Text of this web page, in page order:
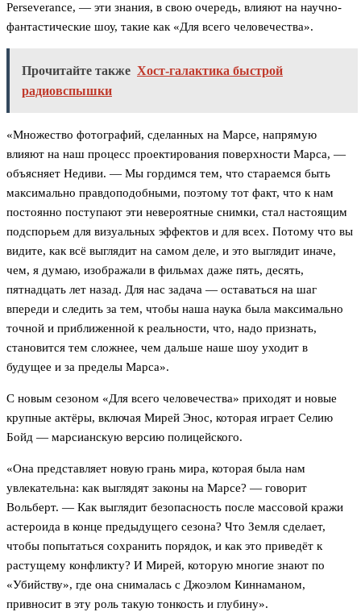
Perseverance, — эти знания, в свою очередь, влияют на научно-
фантастические шоу, такие как «Для всего человечества».
Прочитайте также Хост-галактика быстрой
радиовспышки
«Множество фотографий, сделанных на Марсе, напрямую
влияют на наш процесс проектирования поверхности Марса, —
объясняет Недиви. — Мы гордимся тем, что стараемся быть
максимально правдоподобными, поэтому тот факт, что к нам
постоянно поступают эти невероятные снимки, стал настоящим
подспорьем для визуальных эффектов и для всех. Потому что вы
видите, как всё выглядит на самом деле, и это выглядит иначе,
чем, я думаю, изображали в фильмах даже пять, десять,
пятнадцать лет назад. Для нас задача — оставаться на шаг
впереди и следить за тем, чтобы наша наука была максимально
точной и приближенной к реальности, что, надо признать,
становится тем сложнее, чем дальше наше шоу уходит в
будущее и за пределы Марса».
С новым сезоном «Для всего человечества» приходят и новые
крупные актёры, включая Мирей Энос, которая играет Селию
Бойд — марсианскую версию полицейского.
«Она представляет новую грань мира, которая была нам
увлекательна: как выглядят законы на Марсе? — говорит
Вольберт. — Как выглядит безопасность после массовой кражи
астероида в конце предыдущего сезона? Что Земля сделает,
чтобы попытаться сохранить порядок, и как это приведёт к
растущему конфликту? И Мирей, которую многие знают по
«Убийству», где она снималась с Джоэлом Киннаманом,
привносит в эту роль такую тонкость и глубину».